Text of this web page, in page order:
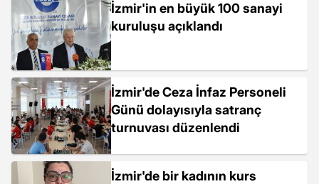
İzmir'in en büyük 100 sanayi
kuruluşu açıklandı
İzmir'de Ceza İnfaz Personeli
Günü dolayısıyla satranç
turnuvası düzenlendi
İzmir'de bir kadının kurs